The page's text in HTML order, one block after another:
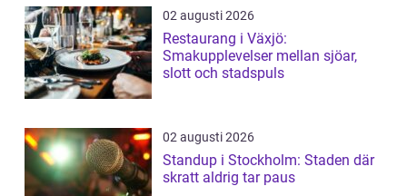
02 augusti 2026
Restaurang i Växjö:
Smakupplevelser mellan sjöar,
slott och stadspuls
02 augusti 2026
Standup i Stockholm: Staden där
skratt aldrig tar paus